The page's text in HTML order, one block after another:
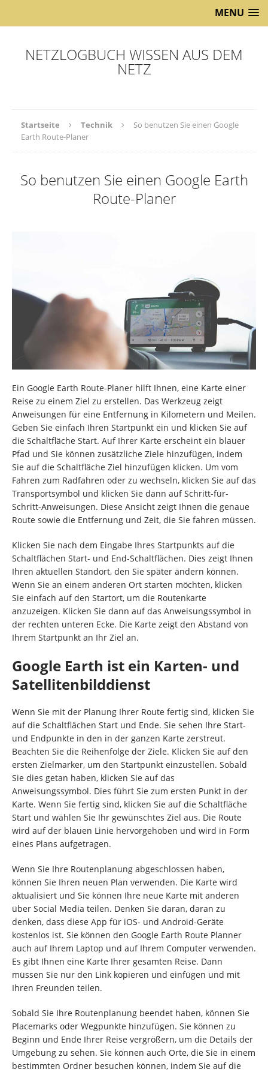
MENU
NETZLOGBUCH WISSEN AUS DEM
NETZ
Startseite Technik
So benutzen Sie einen Google
Earth Route-Planer
So benutzen Sie einen Google Earth
Route-Planer
Ein Google Earth Route-Planer hilft Ihnen, eine Karte einer
Reise zu einem Ziel zu erstellen. Das Werkzeug zeigt
Anweisungen für eine Entfernung in Kilometern und Meilen.
Geben Sie einfach Ihren Startpunkt ein und klicken Sie auf
die Schaltfläche Start. Auf Ihrer Karte erscheint ein blauer
Pfad und Sie können zusätzliche Ziele hinzufügen, indem
Sie auf die Schaltfläche Ziel hinzufügen klicken. Um vom
Fahren zum Radfahren oder zu wechseln, klicken Sie auf das
Transportsymbol und klicken Sie dann auf Schritt-für-
Schritt-Anweisungen. Diese Ansicht zeigt Ihnen die genaue
Route sowie die Entfernung und Zeit, die Sie fahren müssen.
Klicken Sie nach dem Eingabe Ihres Startpunkts auf die
Schaltflächen Start- und End-Schaltflächen. Dies zeigt Ihnen
Ihren aktuellen Standort, den Sie später ändern können.
Wenn Sie an einem anderen Ort starten möchten, klicken
Sie einfach auf den Startort, um die Routenkarte
anzuzeigen. Klicken Sie dann auf das Anweisungssymbol in
der rechten unteren Ecke. Die Karte zeigt den Abstand von
Ihrem Startpunkt an Ihr Ziel an.
Google Earth ist ein Karten- und
Satellitenbilddienst
Wenn Sie mit der Planung Ihrer Route fertig sind, klicken Sie
auf die Schaltflächen Start und Ende. Sie sehen Ihre Start-
und Endpunkte in den in der ganzen Karte zerstreut.
Beachten Sie die Reihenfolge der Ziele. Klicken Sie auf den
ersten Zielmarker, um den Startpunkt einzustellen. Sobald
Sie dies getan haben, klicken Sie auf das
Anweisungssymbol. Dies führt Sie zum ersten Punkt in der
Karte. Wenn Sie fertig sind, klicken Sie auf die Schaltfläche
Start und wählen Sie Ihr gewünschtes Ziel aus. Die Route
wird auf der blauen Linie hervorgehoben und wird in Form
eines Plans aufgetragen.
Wenn Sie Ihre Routenplanung abgeschlossen haben,
können Sie Ihren neuen Plan verwenden. Die Karte wird
aktualisiert und Sie können Ihre neue Karte mit anderen
über Social Media teilen. Denken Sie daran, daran zu
denken, dass diese App für iOS- und Android-Geräte
kostenlos ist. Sie können den Google Earth Route Planner
auch auf Ihrem Laptop und auf Ihrem Computer verwenden.
Es gibt Ihnen eine Karte Ihrer gesamten Reise. Dann
müssen Sie nur den Link kopieren und einfügen und mit
Ihren Freunden teilen.
Sobald Sie Ihre Routenplanung beendet haben, können Sie
Placemarks oder Wegpunkte hinzufügen. Sie können zu
Beginn und Ende Ihrer Reise vergrößern, um die Details der
Umgebung zu sehen. Sie können auch Orte, die Sie in einem
bestimmten Ordner besuchen können, indem Sie auf die